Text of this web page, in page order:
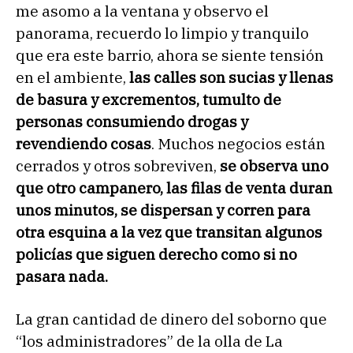
me asomo a la ventana y observo el
panorama, recuerdo lo limpio y tranquilo
que era este barrio, ahora se siente tensión
en el ambiente, las calles son sucias y llenas
de basura y excrementos, tumulto de
personas consumiendo drogas y
revendiendo cosas. Muchos negocios están
cerrados y otros sobreviven, se observa uno
que otro campanero, las filas de venta duran
unos minutos, se dispersan y corren para
otra esquina a la vez que transitan algunos
policías que siguen derecho como si no
pasara nada.
La gran cantidad de dinero del soborno que
“los administradores” de la olla de La